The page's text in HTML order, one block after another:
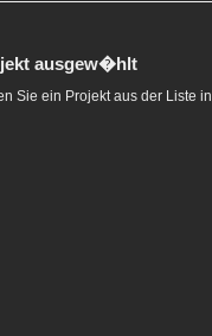
ausgew�hlt
Sie ein Projekt aus der Liste